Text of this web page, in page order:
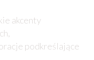
akcenty
podkreślające